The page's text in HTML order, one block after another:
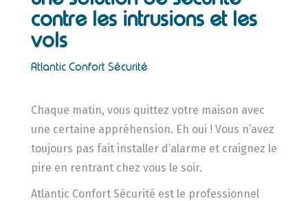
contre les intrusions et les
vols
Atlantic Confort Sécurité
Chaque matin, vous quittez votre maison avec
une certaine appréhension. Eh oui ! Vous n’avez
toujours pas fait installer d’alarme et craignez le
pire en rentrant chez vous le soir.
Atlantic Confort Sécurité est le professionnel